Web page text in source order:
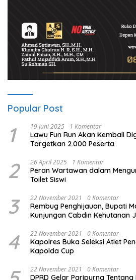
Popular Post
1 19 Juni 2025 1 Komentar
Lawu Fun Run Akan Kembali
Targetkan 2.000 Peserta
2 26 April 2025 1 Komentar
Peran Wartawan dalam
Toilet Siswi
3 22 November 2021 0 Komentar
Rembug Penghijauan, Bupati
Kunjungan Cabdin Kehutanan
4 22 November 2021 0 Komentar
Kapolres Buka Seleksi Atlet
Kapolda Cup
22 November 2021 0 Komentar
DPRD Gelar Paripurna